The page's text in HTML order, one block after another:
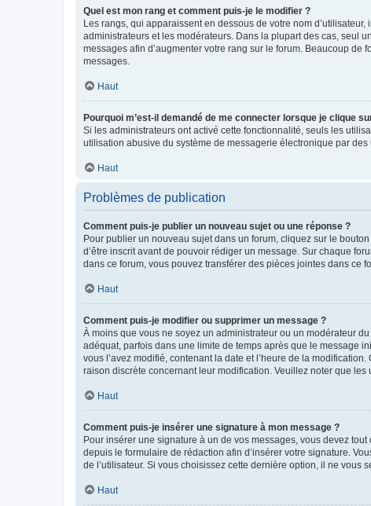
Quel est mon rang et comment puis-je le modifier ?
Les rangs, qui apparaissent en dessous de votre nom
administrateurs et les modérateurs. Dans la plupart des cas, seul
messages afin d’augmenter votre rang sur le forum. Beaucoup
messages.
Haut
Pourquoi m’est-il demandé de me connecter lorsque je clique
Si les administrateurs ont activé cette fonctionnalité, seuls les
utilisation abusive du système de messagerie électronique par
Haut
Problèmes de publication
Comment puis-je publier un nouveau sujet ou une réponse ?
Pour publier un nouveau sujet dans un forum, cliquez sur le
d’être inscrit avant de pouvoir rédiger un message. Sur chaque
dans ce forum, vous pouvez transférer des pièces jointes dans ce
Haut
Comment puis-je modifier ou supprimer un message ?
À moins que vous ne soyez un administrateur ou un modérateur
adéquat, parfois dans une limite de temps après que le message
vous l’avez modifié, contenant la date et l’heure de la
raison discrète concernant leur modification. Veuillez noter que
Haut
Comment puis-je insérer une signature à mon message ?
Pour insérer une signature à un de vos messages, vous devez
depuis le formulaire de rédaction afin d’insérer votre signature.
de l’utilisateur. Si vous choisissez cette dernière option, il ne vous
Haut